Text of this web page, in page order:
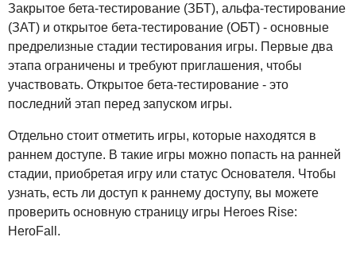
Закрытое бета-тестирование (ЗБТ), альфа-тестирование
(ЗАТ) и открытое бета-тестирование (ОБТ) - основные
предрелизные стадии тестирования игры. Первые два
этапа ограничены и требуют приглашения, чтобы
участвовать. Открытое бета-тестирование - это
последний этап перед запуском игры.
Отдельно стоит отметить игры, которые находятся в
раннем доступе. В такие игры можно попасть на ранней
стадии, приобретая игру или статус Основателя. Чтобы
узнать, есть ли доступ к раннему доступу, вы можете
проверить основную страницу игры Heroes Rise:
HeroFall.